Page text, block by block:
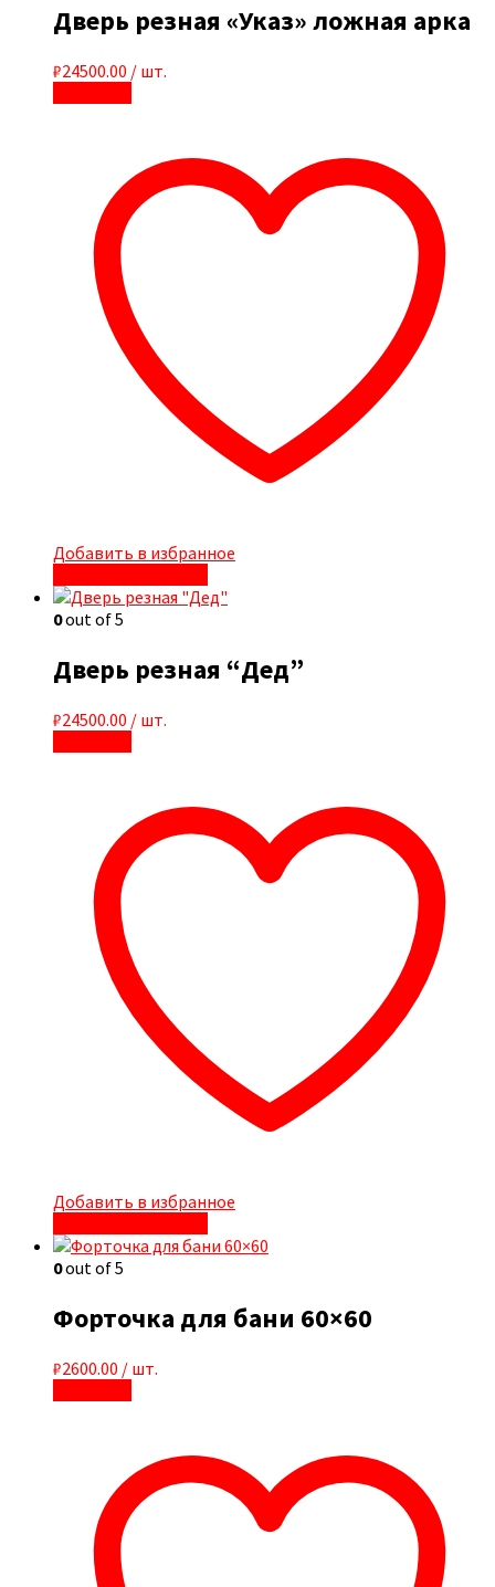
Дверь резная «Указ» ложная арка
₽24500.00 / шт.
Добавить в избранное
0out of 5
Дверь резная “Дед”
₽24500.00 / шт.
Добавить в избранное
0out of 5
Форточка для бани 60×60
₽2600.00 / шт.